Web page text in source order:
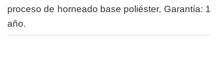
proceso de horneado base poliéster, Garantía: 1
año.